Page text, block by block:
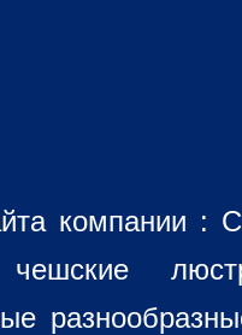
компании :
чешские